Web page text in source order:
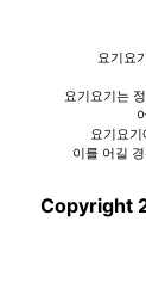
요기요
요기요기는
요기요
이를 어길
Copyright